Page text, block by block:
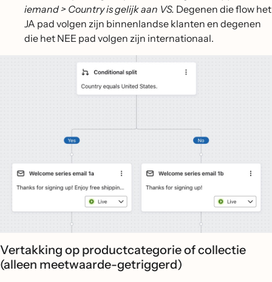
iemand > Country is gelijk aan VS. Degenen die flow het
JA pad volgen zijn binnenlandse klanten en degenen
die het NEE pad volgen zijn internationaal.
Vertakking op productcategorie of collectie
(alleen meetwaarde-getriggerd)